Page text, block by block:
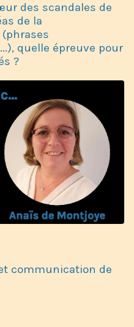
des scandales de
de la
quelle épreuve pour
?
communication de